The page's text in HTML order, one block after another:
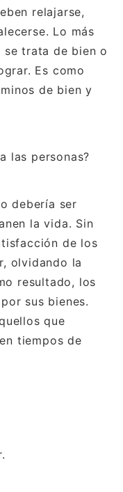
relajarse,
Lo más
trata de bien o
Es como
de bien y
las personas?
debería ser
la vida. Sin
de los
olvidando la
resultado, los
sus bienes.
que
tiempos de